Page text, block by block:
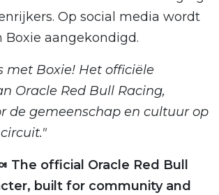
Op social media wordt
Boxie aangekondigd.
met Boxie! Het officiële
Oracle Red Bull Racing,
de gemeenschap en cultuur op
The official Oracle Red Bull
built for community and